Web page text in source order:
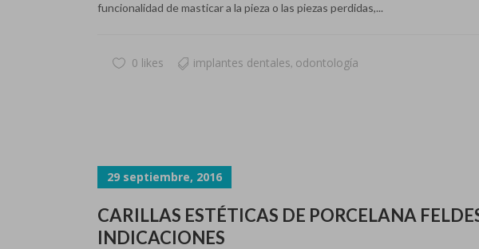
funcionalidad de masticar a la pieza o las piezas perdidas,...
0 likes implantes dentales, odontología
29 septiembre, 2016
CARILLAS ESTÉTICAS DE PORCELANA
INDICACIONES